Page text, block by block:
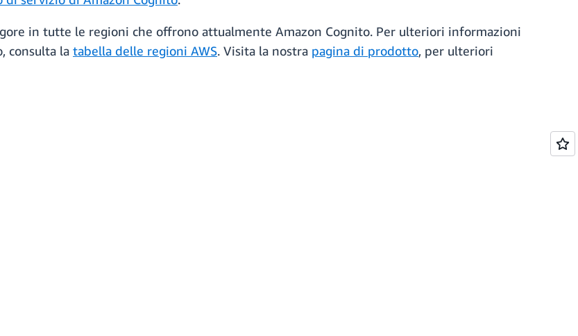
in tutte le regioni che offrono attualmente Amazon Cognito. Per ulteriori informazioni
consulta la tabella delle regioni AWS. Visita la nostra pagina di prodotto, per ulteriori